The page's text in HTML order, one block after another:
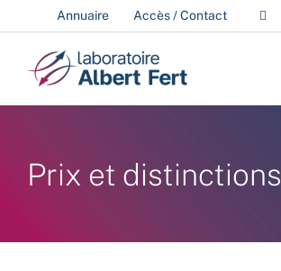
au
contenu
Annuaire Accès / Contact
Prix et distinctions